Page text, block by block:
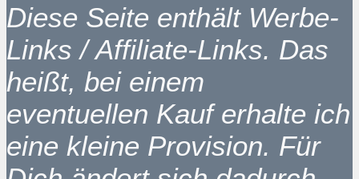
Diese Seite enthält Werbe-
Links / Affiliate-Links. Das
heißt, bei einem
eventuellen Kauf erhalte ich
eine kleine Provision. Für